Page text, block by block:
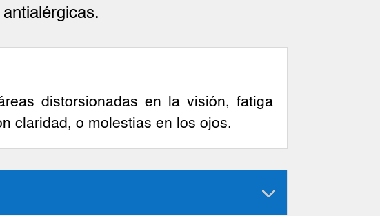
distorsionadas en la visión, fatiga
claridad, o molestias en los ojos.